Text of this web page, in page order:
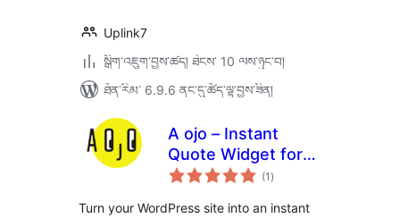
Uplink7
སྒྲིག་འཇུག་བྱས་ཚད། ཐེངས་ 10 ལས་ཉུང་བ།
ཐོན་རིམ་ 6.9.6 ནང་དུ་ཚོད་ལྟ་བྱས་ཟིན།
A ojo – Instant
Quote Widget for
Service Businesses
(1 གདེང་
འཇོག་
ཚང་།
)
Turn your WordPress site into an instant